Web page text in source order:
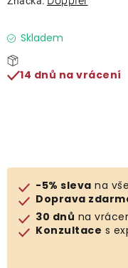
Deštníky
Naše katalogy
Skladem
14 dnů na vrácení
-5% sleva na vše
Doprava
30 dnů na
Konzultace s